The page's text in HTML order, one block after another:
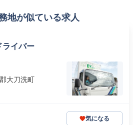
地が似ている求人
ライバー
大刀洗町
気になる